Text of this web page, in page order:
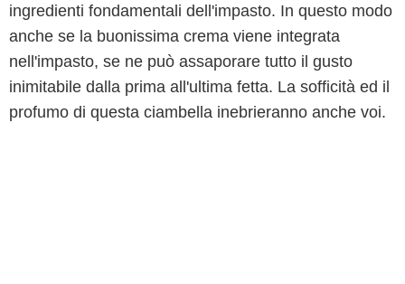
ingredienti fondamentali dell'impasto. In questo modo
anche se la buonissima crema viene integrata
nell'impasto, se ne può assaporare tutto il gusto
inimitabile dalla prima all'ultima fetta. La sofficità ed il
profumo di questa ciambella inebrieranno anche voi.